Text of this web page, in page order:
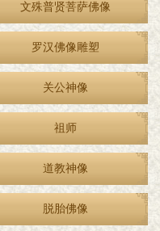
文殊普贤菩萨佛像
罗汉佛像雕塑
关公神像
祖师
道教神像
脱胎佛像